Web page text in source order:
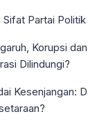
Sifat Partai
Korupsi
Dilindungi?
Kesenjangan: